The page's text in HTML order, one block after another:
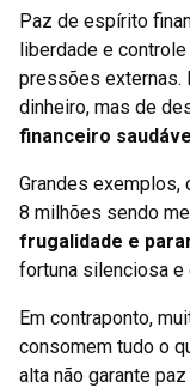
Paz de espírito
liberdade e
pressões externas.
dinheiro, mas de
financeiro
Grandes exemplos,
8 milhões sendo
frugalidade e
fortuna silenciosa e
Em contraponto,
consomem tudo o
alta não garante